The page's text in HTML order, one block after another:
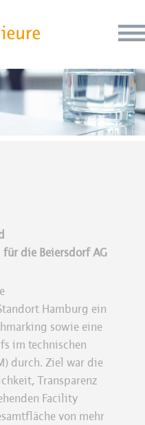
die Beiersdorf AG
Hamburg ein
sowie eine
im technischen
durch. Ziel war die
Transparenz
Facility
von mehr